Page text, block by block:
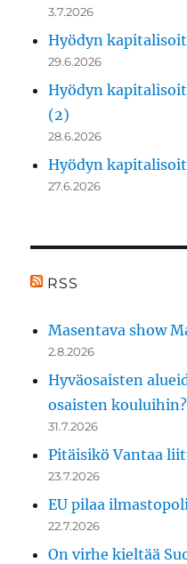
3.7.2026
Hyödyn
29.6.2026
Hyödyn
(2)
28.6.2026
Hyödyn
27.6.2026
RSS
Masentava show
2.8.2026
Hyväosaisten
osaisten kouluihin?
31.7.2026
Pitäisikö Vantaa
23.7.2026
EU pilaa
22.7.2026
On virhe kieltää